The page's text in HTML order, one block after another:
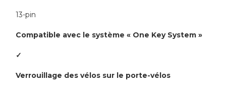
13-pin
Compatible avec le système « One Key System »
✓
Verrouillage des vélos sur le porte-vélos